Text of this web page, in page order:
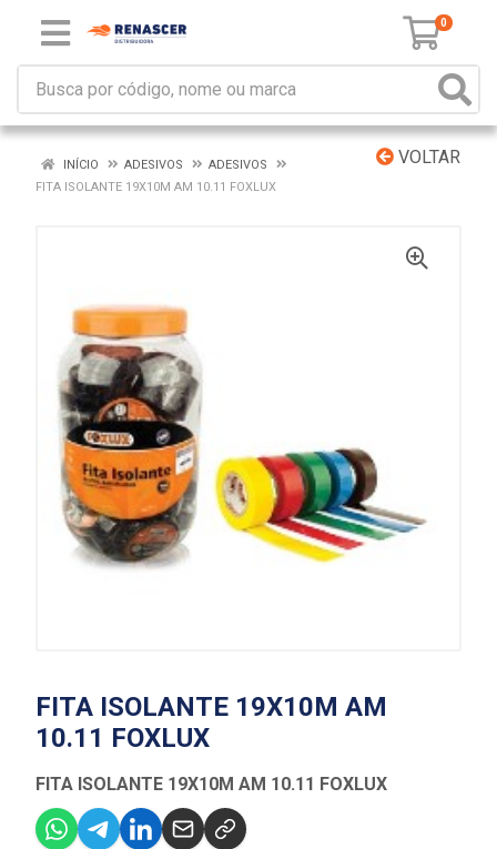
0
VOLTAR
INÍCIO ADESIVOS
ADESIVOS
FITA ISOLANTE 19X10M AM 10.11 FOXLUX
FITA ISOLANTE 19X10M AM
10.11 FOXLUX
FITA ISOLANTE 19X10M AM 10.11 FOXLUX